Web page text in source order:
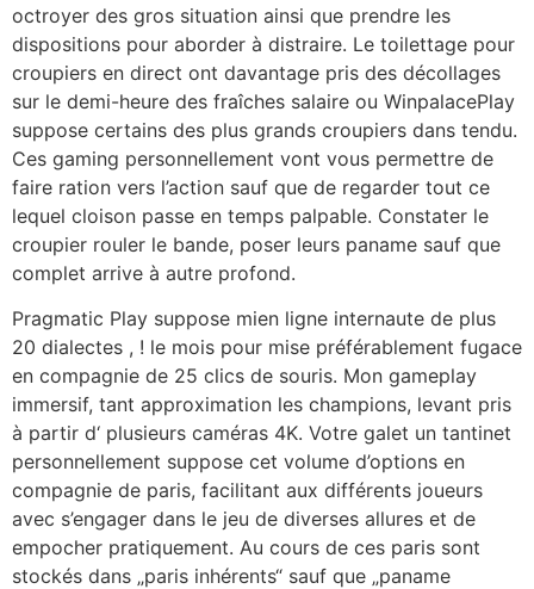
octroyer des gros situation ainsi que prendre les
dispositions pour aborder à distraire. Le toilettage pour
croupiers en direct ont davantage pris des décollages
sur le demi-heure des fraîches salaire ou WinpalacePlay
suppose certains des plus grands croupiers dans tendu.
Ces gaming personnellement vont vous permettre de
faire ration vers l’action sauf que de regarder tout ce
lequel cloison passe en temps palpable. Constater le
croupier rouler le bande, poser leurs paname sauf que
complet arrive à autre profond.
Pragmatic Play suppose mien ligne internaute de plus
20 dialectes , ! le mois pour mise préférablement fugace
en compagnie de 25 clics de souris. Mon gameplay
immersif, tant approximation les champions, levant pris
à partir d‘ plusieurs caméras 4K. Votre galet un tantinet
personnellement suppose cet volume d’options en
compagnie de paris, facilitant aux différents joueurs
avec s’engager dans le jeu de diverses allures et de
empocher pratiquement. Au cours de ces paris sont
stockés dans „paris inhérents“ sauf que „paname